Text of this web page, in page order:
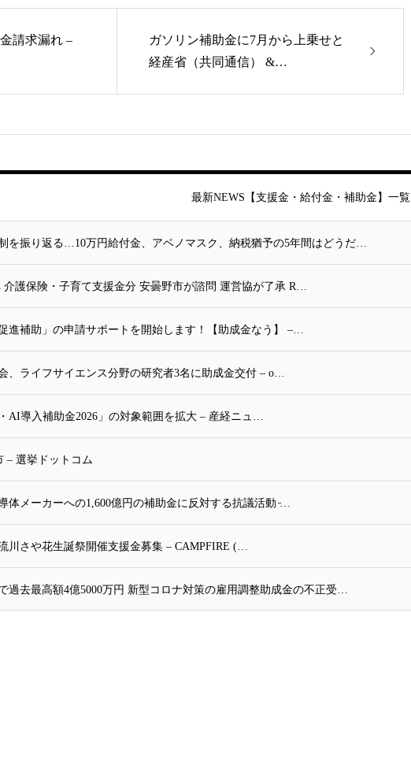
請求漏れ –
ガソリン補助金に7月から上乗せと
経産省（共同通信） &…
を振り返る…10万円給付金、アベノマスク、納税猶予の5年間はどうだ…
介護保険・子育て支援金分 安曇野市が諮問 運営協が了承 R…
進補助」の申請サポートを開始します！【助成金なう】 –…
、ライフサイエンス分野の研究者3名に助成金交付 – o…
AI導入補助金2026」の対象範囲を拡大 – 産経ニュ…
– 選挙ドットコム
体メーカーへの1,600億円の補助金に反対する抗議活動 ̵…
川さや花生誕祭開催支援金募集 – CAMPFIRE (…
過去最高額4億5000万円 新型コロナ対策の雇用調整助成金の不正受…
最新NEWS【支援金・給付金・補助金】一覧